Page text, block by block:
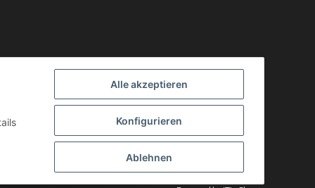
Alle akzeptieren
Konfigurieren
Ablehnen